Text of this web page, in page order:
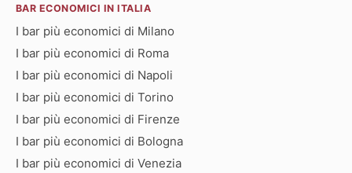
BAR ECONOMICI IN ITALIA
I bar più economici di Milano
I bar più economici di Roma
I bar più economici di Napoli
I bar più economici di Torino
I bar più economici di Firenze
I bar più economici di Bologna
I bar più economici di Venezia